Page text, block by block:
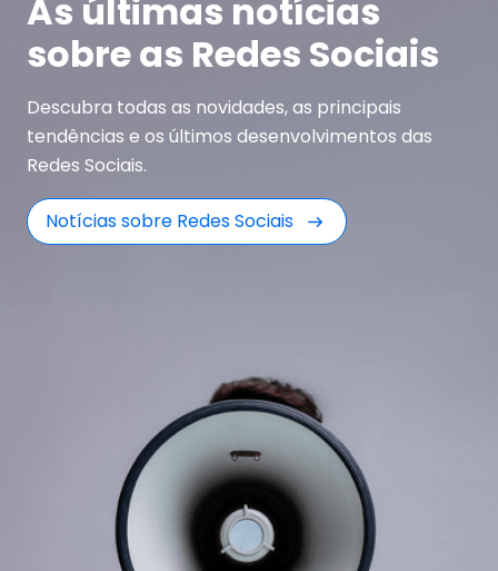
As últimas notícias
sobre as Redes Sociais
Descubra todas as novidades, as principais
tendências e os últimos desenvolvimentos das
Redes Sociais.
Notícias sobre Redes Sociais